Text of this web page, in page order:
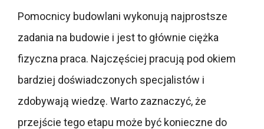
Pomocnicy budowlani wykonują najprostsze
zadania na budowie i jest to głównie ciężka
fizyczna praca. Najczęściej pracują pod okiem
bardziej doświadczonych specjalistów i
zdobywają wiedzę. Warto zaznaczyć, że
przejście tego etapu może być konieczne do